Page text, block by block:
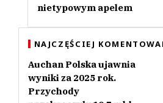
nietypowym apelem
NAJCZĘŚCIEJ
Auchan Polska ujawnia
wyniki za 2025 rok.
Przychody